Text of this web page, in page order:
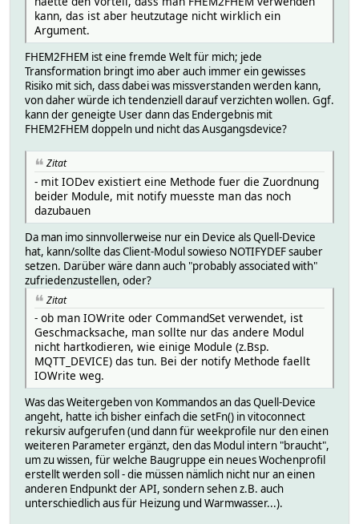
kann, das ist aber heutzutage nicht wirklich ein
Argument.
FHEM2FHEM ist eine fremde Welt für mich; jede
Transformation bringt imo aber auch immer ein gewisses
Risiko mit sich, dass dabei was missverstanden werden kann,
von daher würde ich tendenziell darauf verzichten wollen. Ggf.
kann der geneigte User dann das Endergebnis mit
FHEM2FHEM doppeln und nicht das Ausgangsdevice?
Zitat
- mit IODev existiert eine Methode fuer die Zuordnung
beider Module, mit notify muesste man das noch
dazubauen
Da man imo sinnvollerweise nur ein Device als Quell-Device
hat, kann/sollte das Client-Modul sowieso NOTIFYDEF sauber
setzen. Darüber wäre dann auch "probably associated with"
zufriedenzustellen, oder?
Zitat
- ob man IOWrite oder CommandSet verwendet, ist
Geschmacksache, man sollte nur das andere Modul
nicht hartkodieren, wie einige Module (z.Bsp.
MQTT_DEVICE) das tun. Bei der notify Methode faellt
IOWrite weg.
Was das Weitergeben von Kommandos an das Quell-Device
angeht, hatte ich bisher einfach die setFn() in vitoconnect
rekursiv aufgerufen (und dann für weekprofile nur den einen
weiteren Parameter ergänzt, den das Modul intern "braucht",
um zu wissen, für welche Baugruppe ein neues Wochenprofil
erstellt werden soll - die müssen nämlich nicht nur an einen
anderen Endpunkt der API, sondern sehen z.B. auch
unterschiedlich aus für Heizung und Warmwasser...).